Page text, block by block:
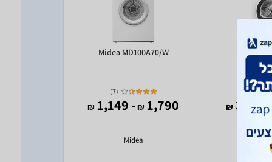
Bosch
-
₪
Midea MD100A70/W
(
7
)
1,790
₪
- 1,149
₪
Midea